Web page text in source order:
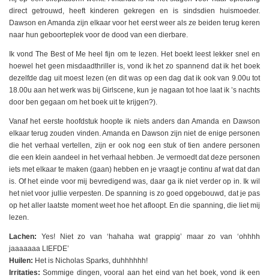
direct getrouwd, heeft kinderen gekregen en is sindsdien huismoeder.
Dawson en Amanda zijn elkaar voor het eerst weer als ze beiden terug keren
naar hun geboorteplek voor de dood van een dierbare.
Ik vond The Best of Me heel fijn om te lezen. Het boekt leest lekker snel en
hoewel het geen misdaadthriller is, vond ik het zo spannend dat ik het boek
dezelfde dag uit moest lezen (en dit was op een dag dat ik ook van 9.00u tot
18.00u aan het werk was bij Girlscene, kun je nagaan tot hoe laat ik ’s nachts
door ben gegaan om het boek uit te krijgen?).
Vanaf het eerste hoofdstuk hoopte ik niets anders dan Amanda en Dawson
elkaar terug zouden vinden. Amanda en Dawson zijn niet de enige personen
die het verhaal vertellen, zijn er ook nog een stuk of tien andere personen
die een klein aandeel in het verhaal hebben. Je vermoedt dat deze personen
iets met elkaar te maken (gaan) hebben en je vraagt je continu af wat dat dan
is. Of het einde voor mij bevredigend was, daar ga ik niet verder op in. Ik wil
het niet voor jullie verpesten. De spanning is zo goed opgebouwd, dat je pas
op het aller laatste moment weet hoe het afloopt. En die spanning, die liet mij
lezen.
Lachen: Yes! Niet zo van ‘hahaha wat grappig’ maar zo van ‘ohhhh
jaaaaaaa LIEFDE’
Huilen: Het is Nicholas Sparks, duhhhhhh!
Irritaties:Sommige dingen, vooral aan het eind van het boek, vond ik een